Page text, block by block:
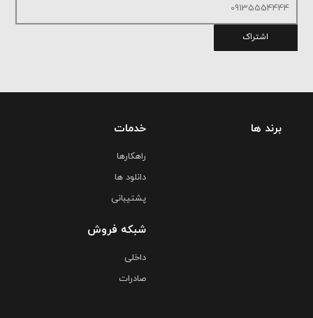
اشتراک
برند ها خدمات
راهکارها
دانلود ها
پشتیبانی
شبکه فروش
داخلی
صادرات